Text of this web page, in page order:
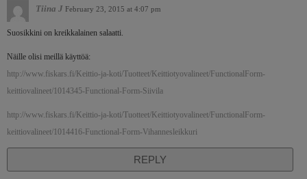
Tiina J February 23, 2015 at 4:07 pm
Suosikkini on kreikkalainen salaatti.
Näille olisi meillä käyttöä:
http://www.fiskars.fi/Keittio-ja-koti/Tuotteet/Keittiotyovalineet/FunctionalForm-
keittiovalineet/1014345-Functional-Form-Siivila
http://www.fiskars.fi/Keittio-ja-koti/Tuotteet/Keittiotyovalineet/FunctionalForm-
keittiovalineet/1014416-Functional-Form-Vihannesleikkuri
REPLY